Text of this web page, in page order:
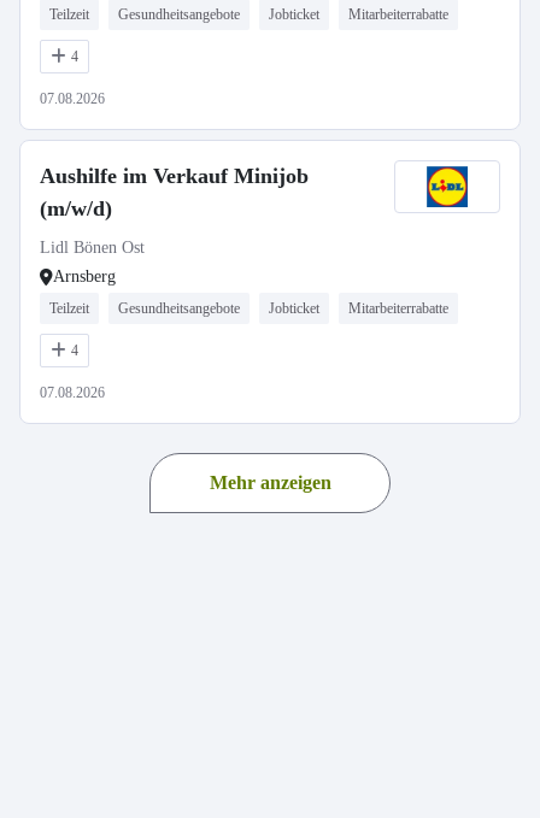
Teilzeit Gesundheitsangebote Jobticket Mitarbeiterrabatte
4
07.08.2026
Aushilfe im Verkauf Minijob
(m/w/d)
Lidl Bönen Ost
Arnsberg
Teilzeit Gesundheitsangebote Jobticket Mitarbeiterrabatte
4
07.08.2026
Mehr anzeigen